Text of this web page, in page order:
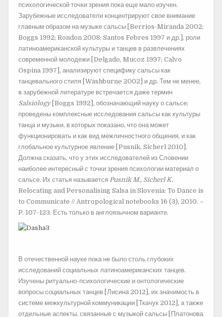
психологической точки зрения пока еще мало изучен.
Зарубежные исследователи концентрируют свое внимание
главным образом на музыке сальсы [Berrios-Miranda 2002;
Boggs 1992; Rondon 2008; Santos Febres 1997 и др.], роли
латиноамериканской культуры и танцев в развлечениях
современной молодежи [Delgado, Muсoz 1997; Calvo
Ospina 1997], анализируют специфику сальсы как
танцевального стиля [Washburne 2002] и др. Тем не менее,
в зарубежной литературе встречается даже термин
Salsiology[Boggs 1992], обозначающий науку о сальсе;
проведены комплексные исследования сальсы как культуры
танца и музыки, в которых показано, что она может
функционировать и как вид межличностного общения, и как
глобальное культурное явление [Pusnik, Sicherl 2010].
Должна сказать, что у этих исследователей из Словении
наиболее интересный с точки зрения психологии материал о
сальсе. Их статья называется Pusnik M., Sicherl K.
Relocating and Personalising Salsa in Slovenia: To Dance is
to Communicate // Antropological notebooks 16 (3), 2010. –
P. 107-123. Есть только в англоязычном варианте.
В отечественной науке пока не было столь глубоких
исследований социальных латиноамериканских танцев.
Изучены ритуально-психологические и онтологические
вопросы социальных танцев [Лисина 2012], их значимость в
системе межкультурной коммуникации [Ткачук 2012], а также
отдельные аспекты, связанные с музыкой сальсы [Платонова